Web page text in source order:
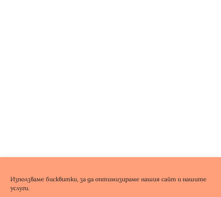
Използваме бисквитки, за да оптимизираме нашия сайт и нашите
услуги.